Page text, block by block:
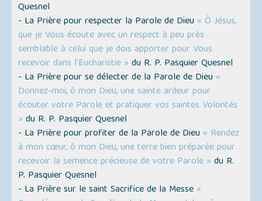
Quesnel
- La Prière pour respecter la Parole de Dieu « Ô Jésus,
que je Vous écoute avec un respect à peu près
semblable à celui que je dois apporter pour Vous
recevoir dans l'Eucharistie » du R. P. Pasquier Quesnel
- La Prière pour se délecter de la Parole de Dieu «
Donnez-moi, ô mon Dieu, une sainte ardeur pour
écouter votre Parole et pratiquer vos saintes Volontés
» du R. P. Pasquier Quesnel
- La Prière pour profiter de la Parole de Dieu « Rendez
à mon cœur, ô mon Dieu, une terre bien préparée pour
recevoir la semence précieuse de votre Parole » du R.
P. Pasquier Quesnel
- La Prière sur le saint Sacrifice de la Messe «